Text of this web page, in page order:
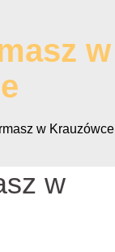
w
w Krauzówce
w